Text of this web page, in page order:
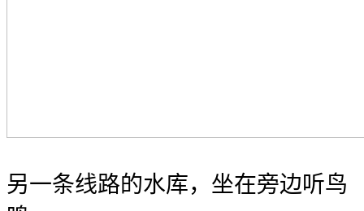
另一条线路的水库，坐在旁边听鸟